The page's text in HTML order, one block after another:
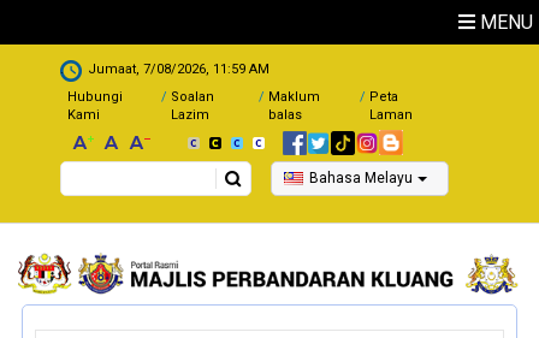
MENU
.
Jumaat, 7/08/2026, 11:59 AM
Hubungi
Kami
Soalan
Lazim
Maklum
balas
Peta
Laman
Search Bahasa Melayu